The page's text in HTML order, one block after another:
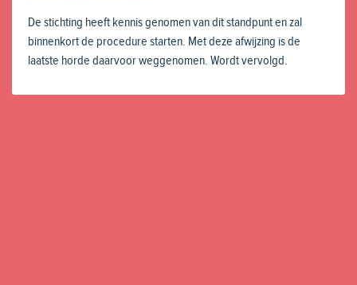
De stichting heeft kennis genomen van dit standpunt en zal
binnenkort de procedure starten. Met deze afwijzing is de
laatste horde daarvoor weggenomen. Wordt vervolgd.